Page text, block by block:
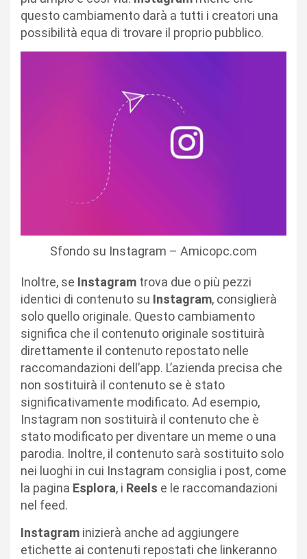
questo cambiamento darà a tutti i creatori una
possibilità equa di trovare il proprio pubblico.
Sfondo su Instagram – Amicopc.com
Inoltre, se Instagram trova due o più pezzi
identici di contenuto su Instagram, consiglierà
solo quello originale. Questo cambiamento
significa che il contenuto originale sostituirà
direttamente il contenuto repostato nelle
raccomandazioni dell’app. L’azienda precisa che
non sostituirà il contenuto se è stato
significativamente modificato. Ad esempio,
Instagram non sostituirà il contenuto che è
stato modificato per diventare un meme o una
parodia. Inoltre, il contenuto sarà sostituito solo
nei luoghi in cui Instagram consiglia i post, come
la pagina Esplora, i Reels e le raccomandazioni
nel feed.
Instagram inizierà anche ad aggiungere
etichette ai contenuti repostati che linkeranno